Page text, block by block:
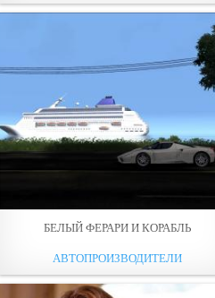
БЕЛЫЙ ФЕРАРИ И КОРАБЛЬ
АВТОПРОИЗВОДИТЕЛИ